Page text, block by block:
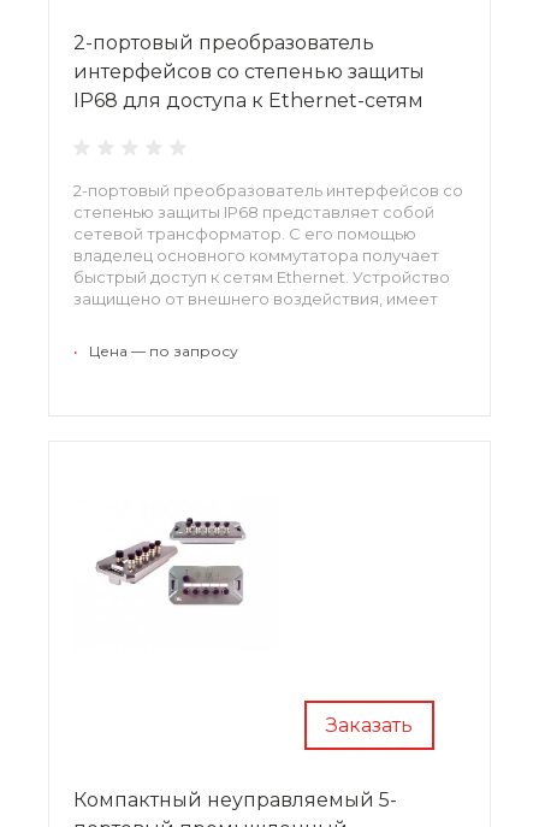
2-портовый преобразователь
интерфейсов со степенью защиты
IP68 для доступа к Ethernet-сетям
2-портовый преобразователь интерфейсов со
степенью защиты IP68 представляет собой
сетевой трансформатор. С его помощью
владелец основного коммутатора получает
быстрый доступ к сетям Ethernet. Устройство
защищено от внешнего воздействия, имеет
• Цена — по запросу
Заказать
Компактный неуправляемый 5-